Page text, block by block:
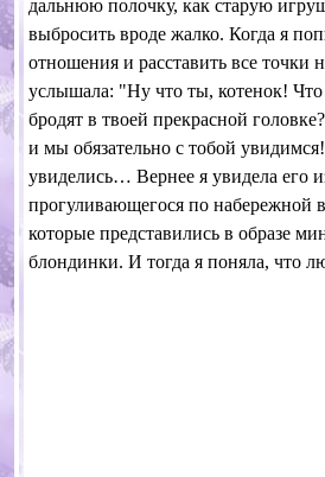
дальнюю полочку, как старую
выбросить вроде жалко. Когда я
отношения и расставить все точки
услышала: "Ну что ты, котенок! Что
бродят в твоей прекрасной
и мы обязательно с тобой
увиделись… Вернее я увидела его
прогуливающегося по набережной
которые представились в образе
блондинки. И тогда я поняла, что